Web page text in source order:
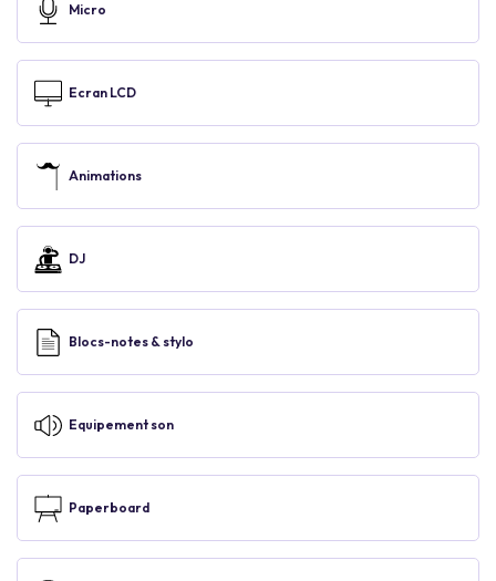
Micro
Ecran LCD
Animations
DJ
Blocs-notes & stylo
Equipement son
Paperboard